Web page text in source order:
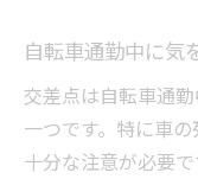
自転車通勤中に気
交差点は自転車通
一つです。特に車
十分な注意が必要